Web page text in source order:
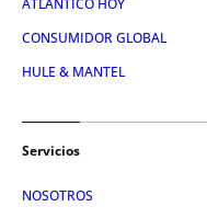
ATLÁNTICO HOY
CONSUMIDOR GLOBAL
HULE & MANTEL
Servicios
NOSOTROS